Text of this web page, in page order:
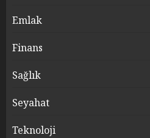
Emlak
Finans
Sağlık
Seyahat
Teknoloji